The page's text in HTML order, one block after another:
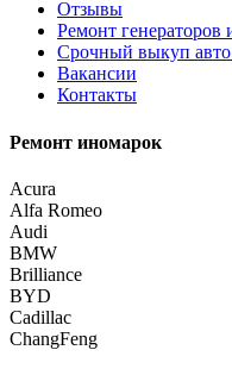
Отзывы
Ремонт генераторов
Cрочный выкуп
Вакансии
Контакты
Ремонт иномарок
Acura
Alfa Romeo
Audi
BMW
Brilliance
BYD
Cadillac
ChangFeng